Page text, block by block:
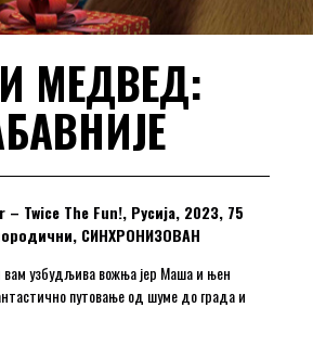
МЕДВЕД:
– Twice The Fun!, Русија, 2023, 75
СИНХРОНИЗОВАН
вам узбудљива вожња јер Маша и њен
путовање од шуме до града и